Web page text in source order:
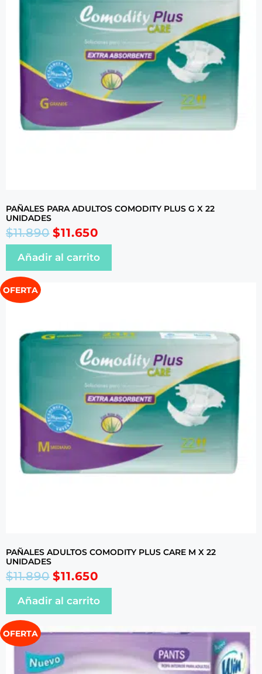
PAÑALES PARA ADULTOS COMODITY PLUS G X 22
UNIDADES
$11.890 $11.650
Añadir al carrito
OFERTA
PAÑALES ADULTOS COMODITY PLUS CARE M X 22
UNIDADES
$11.890 $11.650
Añadir al carrito
OFERTA